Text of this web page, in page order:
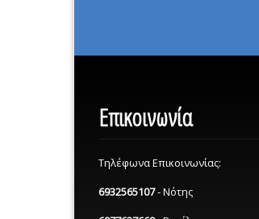
Επικοινωνία
Τηλέφωνα Επικοινωνίας:
6932565107- Νότης